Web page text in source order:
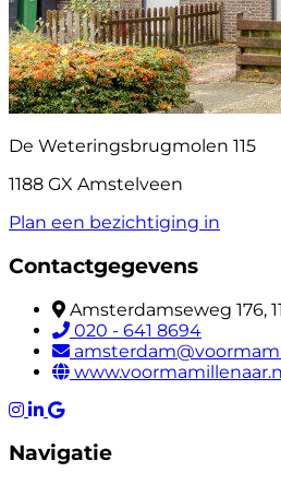
De Weteringsbrugmolen 115
1188 GX Amstelveen
Plan een bezichtiging in
Contactgegevens
Amsterdamseweg 176,
020 - 641 8694
Navigatie